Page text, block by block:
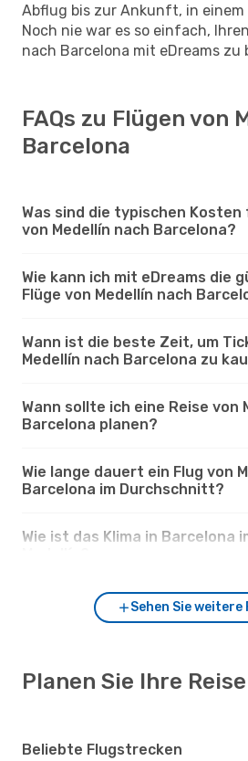
Abflug bis zur Ankunft, in einem
Noch nie war es so einfach,
nach Barcelona mit eDreams zu
FAQs zu Flügen von
Barcelona
Was sind die typischen
von Medellín nach Barcelona?
Wie kann ich mit eDreams die
Flüge von Medellín nach
Wann ist die beste Zeit, um
Medellín nach Barcelona zu
Wann sollte ich eine Reise von
Barcelona planen?
Wie lange dauert ein Flug von
Barcelona im Durchschnitt?
Wie ist das Klima in Barcelona
Sehen Sie weitere
Planen Sie Ihre Reise
Beliebte Flugstrecken